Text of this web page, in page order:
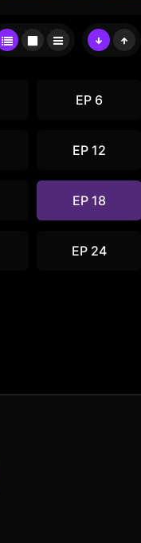
EP 6
EP 12
EP 18
EP 24